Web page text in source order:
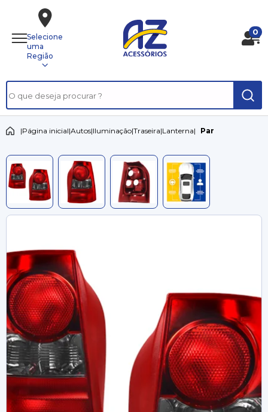
Selecione
uma
Região
0
|Página inicial|Autos|Iluminação|Traseira|Lanterna| Par